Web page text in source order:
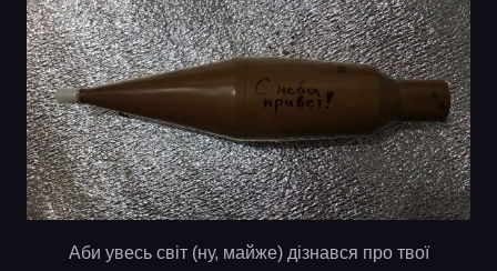
Аби увесь світ (ну, майже) дізнався про твої